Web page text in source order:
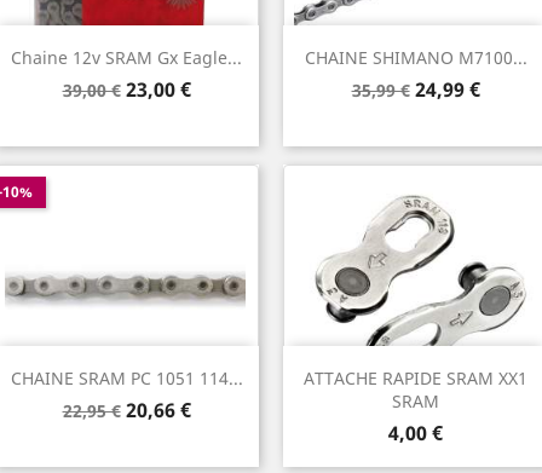
Chaine 12v SRAM Gx Eagle...
Prix
39,00 € Prix
23,00 €
CHAINE SHIMANO M7100...
Prix
35,99 € Prix
24,99 €
CHAINE SRAM PC 1051 114...
Prix
22,95 € Prix
20,66 €
ATTACHE RAPIDE SRAM XX1
SRAM
Prix
4,00 €